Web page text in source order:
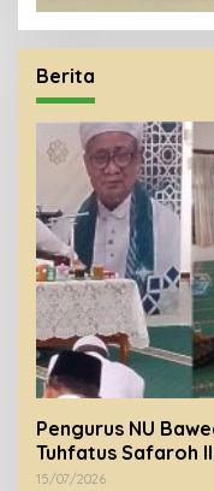
Berita
Pengurus NU
Tuhfatus Safaroh
Syeikh Rohimuddin
15/07/2026